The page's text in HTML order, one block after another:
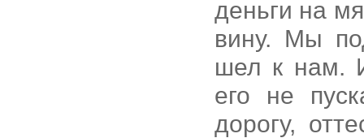
деньги на
вину. Мы
шел к нам.
его не
дорогу,